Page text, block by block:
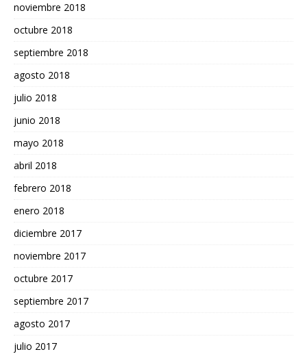
noviembre 2018
octubre 2018
septiembre 2018
agosto 2018
julio 2018
junio 2018
mayo 2018
abril 2018
febrero 2018
enero 2018
diciembre 2017
noviembre 2017
octubre 2017
septiembre 2017
agosto 2017
julio 2017